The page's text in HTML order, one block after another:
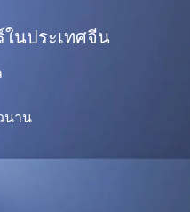
นประเทศจีน
นาน